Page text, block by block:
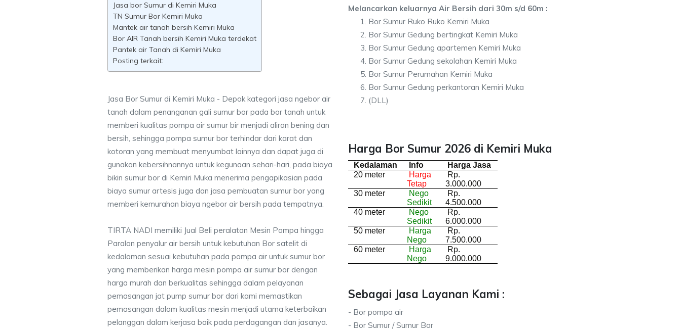
Jasa bor Sumur di Kemiri Muka
TN Sumur Bor Kemiri Muka
Mantek air tanah bersih Kemiri Muka
Bor AIR Tanah bersih Kemiri Muka terdekat
Pantek air Tanah di Kemiri Muka
Posting terkait:
Jasa Bor Sumur di Kemiri Muka - Depok kategori jasa ngebor air
tanah dalam penanganan gali sumur bor pada bor tanah untuk
memberi kualitas pompa air sumur bir menjadi aliran bening dan
bersih, sehingga pompa sumur bor terhindar dari karat dan
kotoran yang membuat menyumbat lainnya dan dapat juga di
gunakan kebersihnannya untuk kegunaan sehari-hari, pada biaya
bikin sumur bor di Kemiri Muka menerima pengapikasian pada
biaya sumur artesis juga dan jasa pembuatan sumur bor yang
memberi kemurahan biaya ngebor air bersih pada tempatnya.
TIRTA NADI memiliki Jual Beli peralatan Mesin Pompa hingga
Paralon penyalur air bersih untuk kebutuhan Bor satelit di
kedalaman sesuai kebutuhan pada pompa air untuk sumur bor
yang memberikan harga mesin pompa air sumur bor dengan
harga murah dan berkualitas sehingga dalam pelayanan
pemasangan jat pump sumur bor dari kami memastikan
pemasangan dalam kualitas mesin menjadi utama keterbaikan
pelanggan dalam kerjasa baik pada perdagangan dan jasanya.
Melancarkan keluarnya Air Bersih dari 30m s/d 60m :
Bor Sumur Ruko Ruko Kemiri Muka
Bor Sumur Gedung bertingkat Kemiri Muka
Bor Sumur Gedung apartemen Kemiri Muka
Bor Sumur Gedung sekolahan Kemiri Muka
Bor Sumur Perumahan Kemiri Muka
Bor Sumur Gedung perkantoran Kemiri Muka
(DLL)
Harga Bor Sumur 2026 di Kemiri Muka
Kedalaman Info
Harga Jasa
20 meter
Harga
Tetap
Rp.
3.000.000
30 meter
Nego
Sedikit
Rp.
4.500.000
40 meter
Nego
Sedikit
Rp.
6.000.000
50 meter
Harga
Nego
Rp.
7.500.000
60 meter
Harga
Nego
Rp.
9.000.000
Sebagai Jasa Layanan Kami :
- Bor pompa air
- Bor Sumur / Sumur Bor